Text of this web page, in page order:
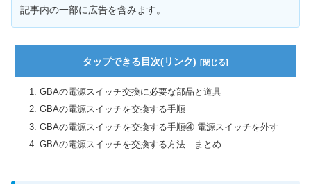
記事内の一部に広告を含みます。
タップできる目次(リンク)
GBAの電源スイッチ交換に必要な部品と道具
GBAの電源スイッチを交換する手順
GBAの電源スイッチを交換する手順④ 電源スイッチを外す
GBAの電源スイッチを交換する方法 まとめ